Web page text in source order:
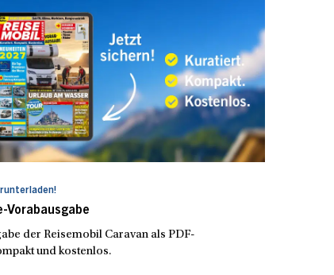
Vorabausgabe
der Reisemobil Caravan als PDF-
und kostenlos.